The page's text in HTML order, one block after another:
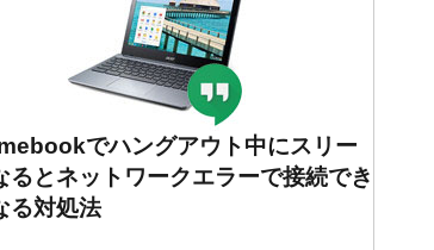
でハングアウト中にスリー
るとネットワークエラーで接続でき
る対処法